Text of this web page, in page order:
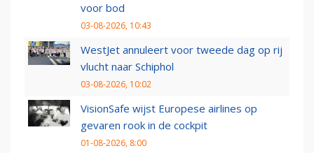
voor bod
03-08-2026, 10:43
WestJet annuleert voor tweede dag op rij
vlucht naar Schiphol
03-08-2026, 10:02
VisionSafe wijst Europese airlines op
gevaren rook in de cockpit
01-08-2026, 8:00